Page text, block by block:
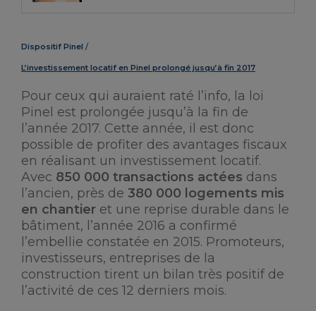
Dispositif Pinel
L’investissement locatif en Pinel prolongé jusqu’à fin 2017
Pour ceux qui auraient raté l’info, la loi
Pinel est prolongée jusqu’à la fin de
l’année 2017. Cette année, il est donc
possible de profiter des avantages fiscaux
en réalisant un investissement locatif.
Avec 850 000 transactions actées dans
l’ancien, près de 380 000 logements mis
en chantier et une reprise durable dans le
bâtiment, l’année 2016 a confirmé
l’embellie constatée en 2015. Promoteurs,
investisseurs, entreprises de la
construction tirent un bilan très positif de
l’activité de ces 12 derniers mois.